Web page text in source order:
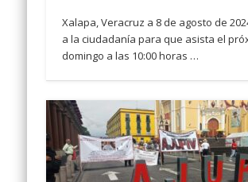
Xalapa, Veracruz a 8 de agosto de
a la ciudadanía para que asista el
domingo a las 10:00 horas …